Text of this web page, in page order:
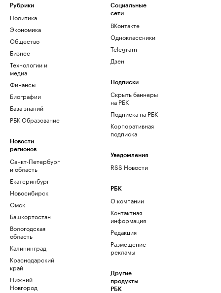
Рубрики
Политика
Экономика
Общество
Бизнес
Технологии и
медиа
Финансы
Биографии
База знаний
РБК Образование
Новости
регионов
Санкт-Петербург
и область
Екатеринбург
Новосибирск
Омск
Башкортостан
Вологодская
область
Калининград
Краснодарский
край
Нижний
Новгород
Социальные
сети
ВКонтакте
Одноклассники
Telegram
Дзен
Подписки
Скрыть баннеры
на РБК
Подписка на РБК
Корпоративная
подписка
Уведомления
RSS Новости
РБК
О компании
Контактная
информация
Редакция
Размещение
рекламы
Другие
продукты
РБК